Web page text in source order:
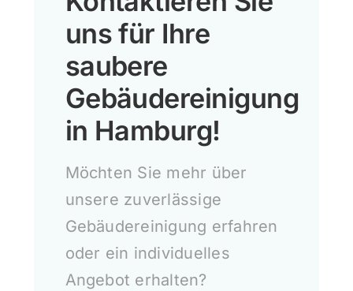
uns für Ihre
saubere
Gebäudereinigung
in Hamburg!
Möchten Sie mehr über
unsere zuverlässige
Gebäudereinigung erfahren
oder ein individuelles
Angebot erhalten?